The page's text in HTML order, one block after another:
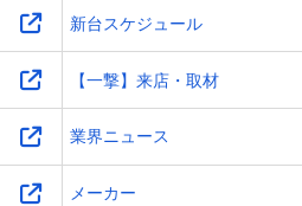
新台スケジュール
【一撃】来店・取材
業界ニュース
メーカー